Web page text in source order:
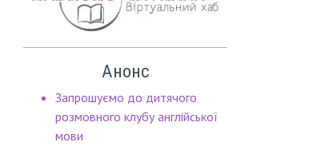
Анонс
Запрошуємо до дитячого
розмовного клубу англійської
мови